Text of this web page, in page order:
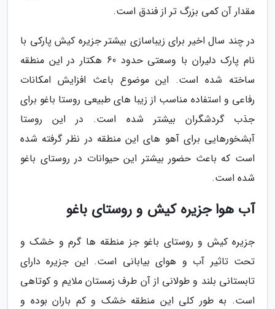
مقدار آن کمی بزرگ تر از فندق است.
در چند سال اخیر برای زیباسازی بیشتر جزیره کیش پارکی با
نام پارک دلیران با وسعتی حدود 60 هکتار در این منطقه
ساخته شده است. این موضوع باعث افزایش امکانات
رفاعی و استفاده مناسب از زیبا های طبیعی روستا باغو برای
جذب گردشگران بیشتر شده است. در این روستا
آبشخورهایی برای آهو های این منطقه در نظر گرفته شده
است که باعث حضور بیشتر این حیوانات در روستای باغو
شده است.
آب هوا جزیره کیش و روستای باغو
جزیره کیش و روستای باغو جز منطقه ها گرم و خشک و
تحت تاثیر آب و هوای بیابانی است. این جزیره دارای
تابستانی بلند و طولانی از آن طرف زمستان ملایم و کوتاهی
است. به طور کلی این منطقه خشک و کم باران بوده و